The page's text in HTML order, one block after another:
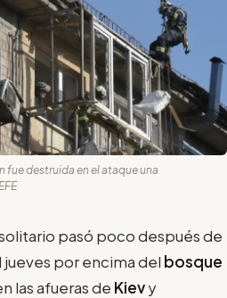
destruida en el ataque una
pasó poco después de
jueves por encima del bosque
las afueras de Kievy